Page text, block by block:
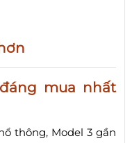
mua nhất
thông, Model 3 gần